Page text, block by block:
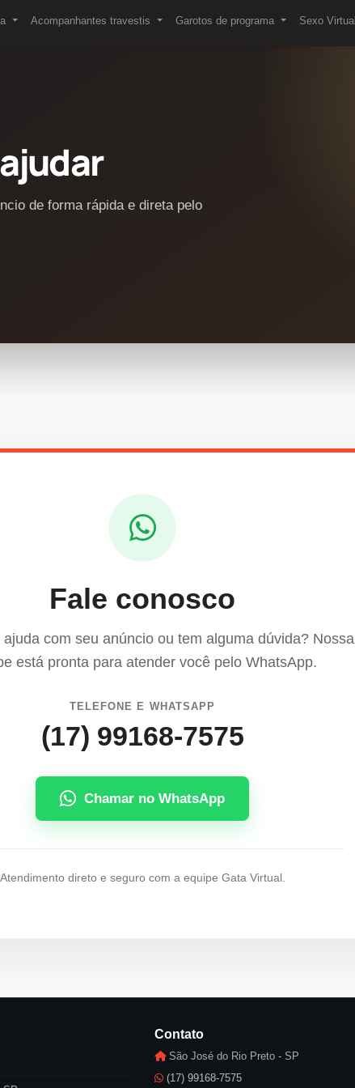
Acompanhantes travestis Garotos de programa Sexo Virtual
de forma rápida e direta pelo
Fale conosco
ajuda com seu anúncio ou tem alguma dúvida? Nossa
está pronta para atender você pelo WhatsApp.
TELEFONE E WHATSAPP
(17) 99168-7575
Chamar no WhatsApp
Atendimento direto e seguro com a equipe Gata Virtual.
Contato
São José do Rio Preto - SP
(17) 99168-7575